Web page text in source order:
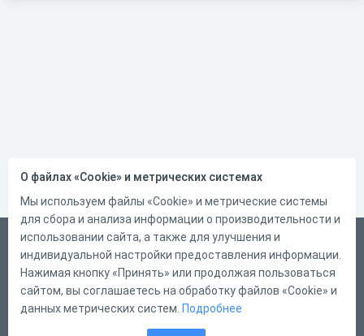
Русский
Справка
Форма обратной связи
О файлах «Cookie» и метрических системах
Мы используем файлы «Cookie» и метрические системы
для сбора и анализа информации о производительности и
использовании сайта, а также для улучшения и
индивидуальной настройки предоставления информации.
Нажимая кнопку «Принять» или продолжая пользоваться
сайтом, вы соглашаетесь на обработку файлов «Cookie» и
данных метрических систем. Подробнее